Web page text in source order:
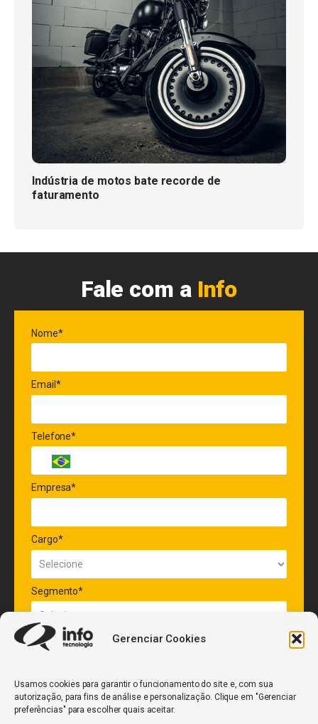
Gerenciar Cookies
Usamos cookies para garantir o funcionamento do site e, com sua
autorização, para fins de análise e personalização. Clique em "Gerenciar
preferências" para escolher quais aceitar.
Indústria de motos bate recorde de
faturamento
Fale com a Info
Nome*
Email*
Telefone*
Empresa*
Cargo*
Segmento*
Quantidade de veículos da frota*
ENVIAR